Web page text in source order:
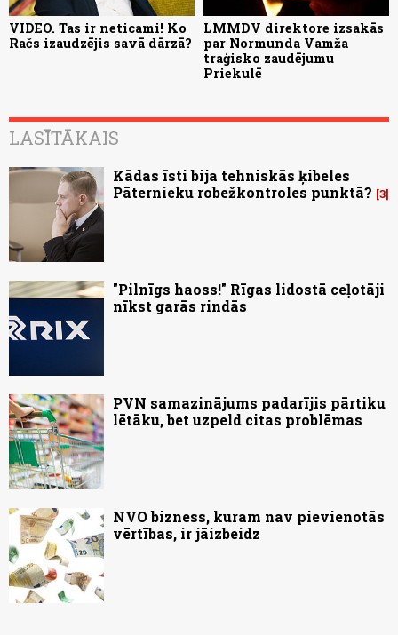
VIDEO. Tas ir neticami! Ko
Račs izaudzējis savā dārzā?
LMMDV direktore izsakās
par Normunda Vamža
traģisko zaudējumu
Priekulē
LASĪTĀKAIS
Kādas īsti bija tehniskās ķibeles
Pāternieku robežkontroles punktā? 3
"Pilnīgs haoss!" Rīgas lidostā ceļotāji
nīkst garās rindās
PVN samazinājums padarījis pārtiku
lētāku, bet uzpeld citas problēmas
NVO bizness, kuram nav pievienotās
vērtības, ir jāizbeidz